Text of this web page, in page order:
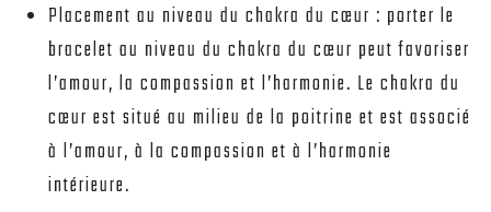
Placement au niveau du chakra du cœur : porter le
bracelet au niveau du chakra du cœur peut favoriser
l’amour, la compassion et l’harmonie. Le chakra du
cœur est situé au milieu de la poitrine et est associé
à l’amour, à la compassion et à l’harmonie
intérieure.